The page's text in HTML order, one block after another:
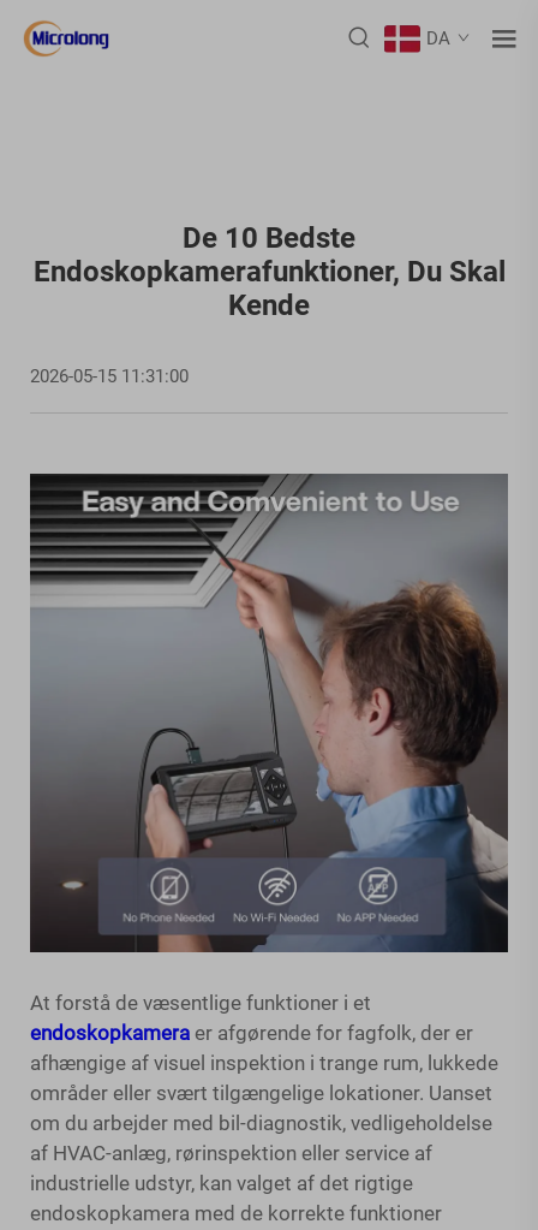
DA
De 10 Bedste
Endoskopkamerafunktioner, Du Skal
Kende
2026-05-15 11:31:00
At forstå de væsentlige funktioner i et
endoskopkamera er afgørende for fagfolk, der er
afhængige af visuel inspektion i trange rum, lukkede
områder eller svært tilgængelige lokationer. Uanset
om du arbejder med bil-diagnostik, vedligeholdelse
af HVAC-anlæg, rørinspektion eller service af
industrielle udstyr, kan valget af det rigtige
endoskopkamera med de korrekte funktioner